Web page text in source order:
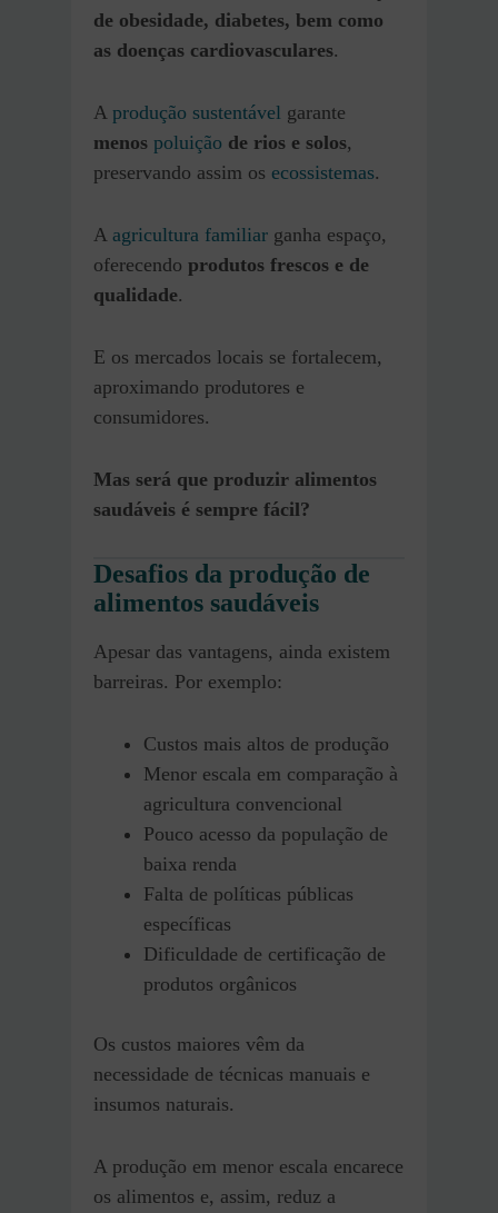
de obesidade, diabetes, bem como
as doenças cardiovasculares.
A produção sustentável garante
menos poluição de rios e solos,
preservando assim os ecossistemas.
A agricultura familiar ganha espaço,
oferecendo produtos frescos e de
qualidade.
E os mercados locais se fortalecem,
aproximando produtores e
consumidores.
Mas será que produzir alimentos
saudáveis é sempre fácil?
Desafios da produção de
alimentos saudáveis
Apesar das vantagens, ainda existem
barreiras. Por exemplo:
Custos mais altos de produção
Menor escala em comparação à
agricultura convencional
Pouco acesso da população de
baixa renda
Falta de políticas públicas
específicas
Dificuldade de certificação de
produtos orgânicos
Os custos maiores vêm da
necessidade de técnicas manuais e
insumos naturais.
A produção em menor escala encarece
os alimentos e, assim, reduz a